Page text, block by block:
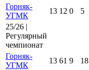
Горняк-
УГМК
13 12 0 5
25/26 |
Регулярный
чемпионат
Горняк-
УГМК
13 61 9 18